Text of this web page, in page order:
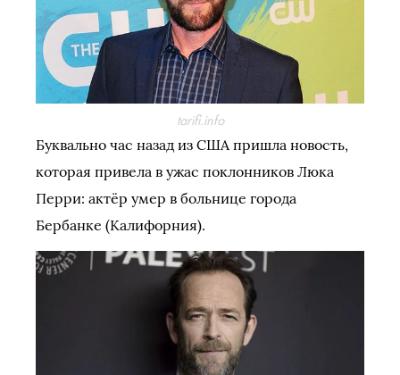
tarifi.info
Буквально час назад из США пришла новость,
которая привела в ужас поклонников Люка
Перри: актёр умер в больнице города
Бербанке (Калифорния).